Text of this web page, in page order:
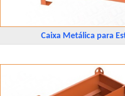
Caixa Metálica para